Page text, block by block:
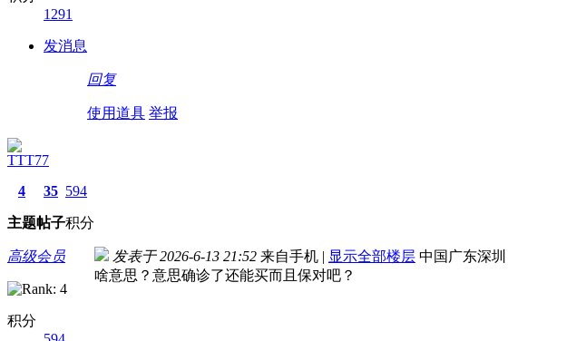
1291
发消息
回复
使用道具 举报
TTT77
4
主题
35
帖子
594
积分
高级会员
积分
发表于 2026-6-13 21:52 来自手机 | 显示全部楼层 中国广东深圳
啥意思？意思确诊了还能买而且保对吧？